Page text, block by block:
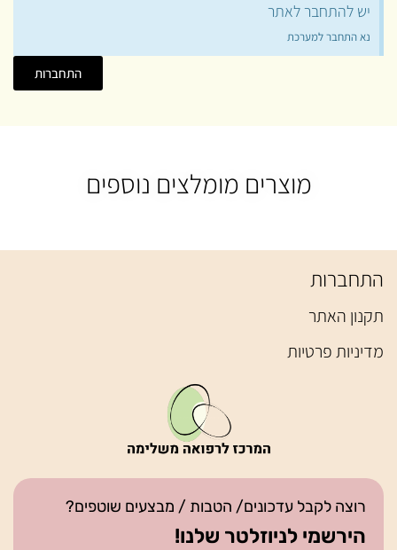
יש להתחבר לאתר
נא התחבר למערכת
התחברות
מוצרים מומלצים נוספים
התחברות
תקנון האתר
מדיניות פרטיות
רוצה לקבל עדכונים/ הטבות / מבצעים שוטפים?
הירשמי לניוזלטר שלנו!